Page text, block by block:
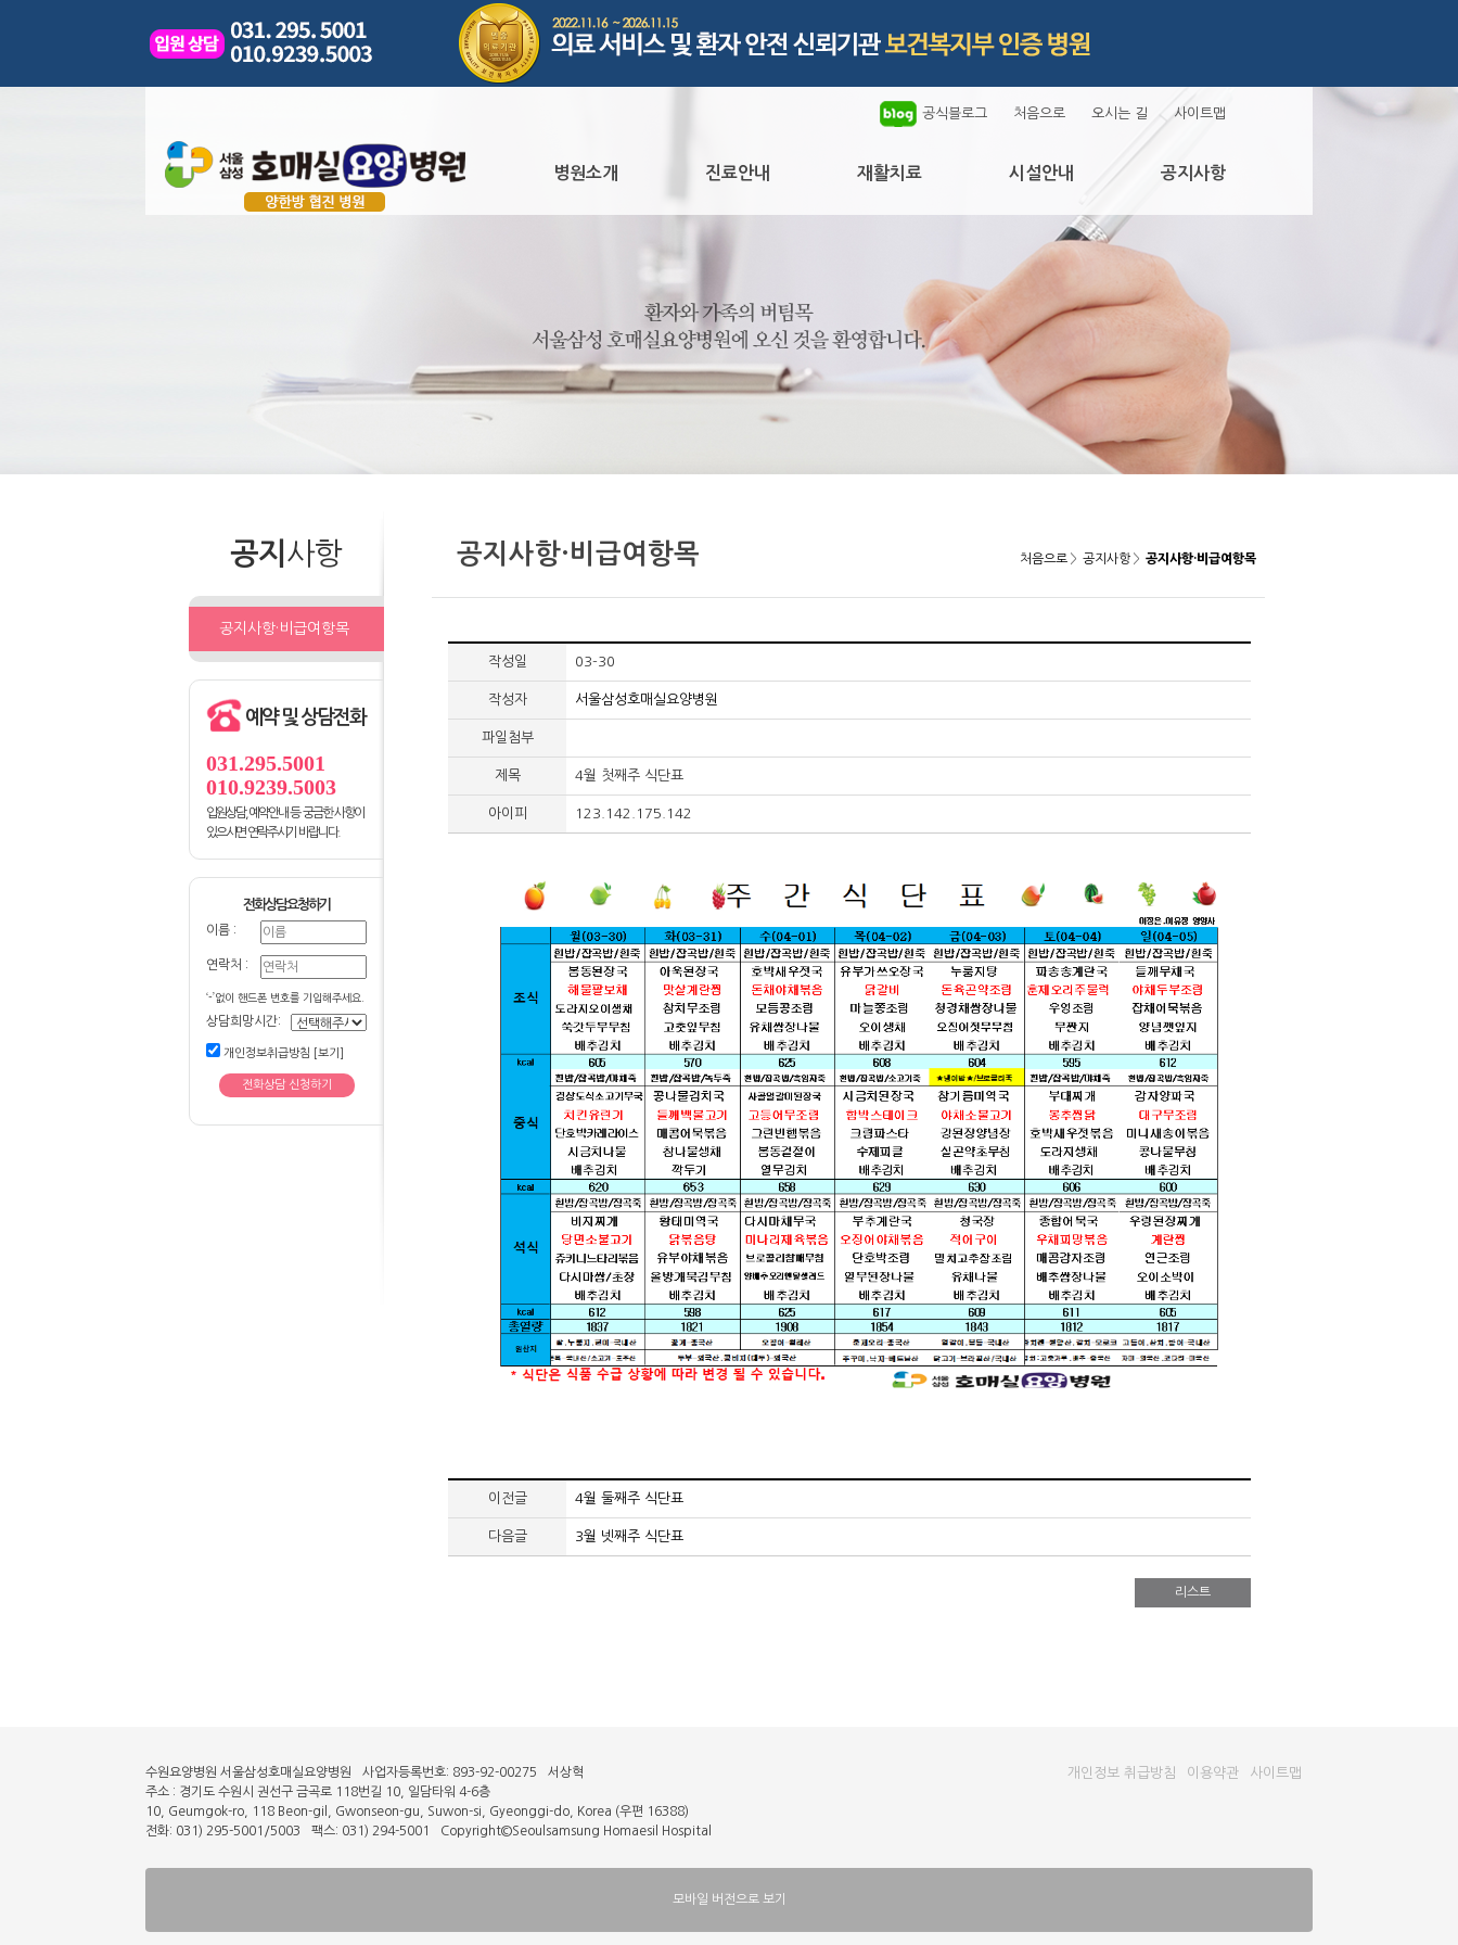
공식블로그 처음으로 오시는 길 사이트맵
병원소개 진료안내 재활치료 시설안내 공지사항
공지 사항
공지사항·비급여항목
예약 및 상담전화
031.295.5001
010.9239.5003
입원상담, 예약안내 등 궁금한 사항이
있으시면 연락주시기 바랍니다.
전화상담요청하기
이름 :
연락처 :
‘-’없이 핸드폰 번호를 기입해주세요.
상담희망시간:
개인정보취급방침 [보기]
전화상담 신청하기
공지사항·비급여항목 처음으로 공지사항 공지사항·비급여항목
작성일 03-30
작성자 서울삼성호매실요양병원
파일첨부
제목 4월 첫째주 식단표
아이피 123.142.175.142
이전글 4월 둘째주 식단표
다음글 3월 넷째주 식단표
리스트
개인정보 취급방침 이용약관 사이트맵
수원요양병원 서울삼성호매실요양병원 사업자등록번호: 893-92-00275
서상혁
주소 : 경기도 수원시 권선구 금곡로 118번길 10, 일담타워 4-6층
10, Geumgok-ro, 118 Beon-gil, Gwonseon-gu, Suwon-si, Gyeonggi-do, Korea (우편 16388)
전화: 031) 295-5001/5003
팩스: 031) 294-5001 Copyright©Seoulsamsung Homaesil Hospital
모바일 버전으로 보기